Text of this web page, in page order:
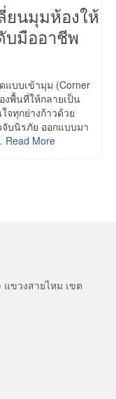
ยนมุมห้องให้
บมืออาชีพ
บบเข้ามุม (Corner
งพื้นที่ให้กลายเป็น
จทุกย่างก้าวด้วย
จับนิรภัย ออกแบบมา
Read More
ขวงสายไหม เขต